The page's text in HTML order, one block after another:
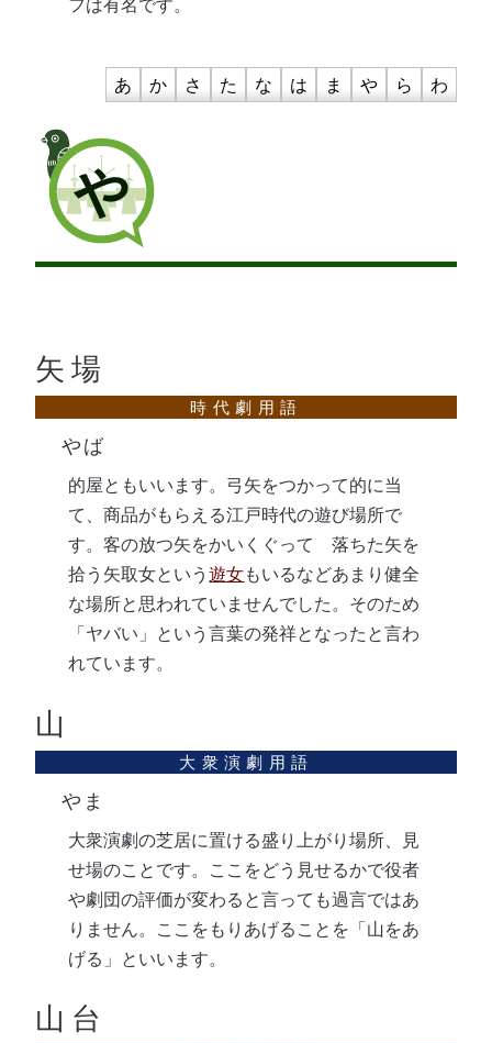
フは有名です。
あ か さ た な は ま や ら わ
や
矢場
やば
的屋ともいいます。弓矢をつかって的に当
て、商品がもらえる江戸時代の遊び場所で
す。客の放つ矢をかいくぐって 落ちた矢を
拾う矢取女という遊女もいるなどあまり健全
な場所と思われていませんでした。そのため
「ヤバい」という言葉の発祥となったと言わ
れています。
山
やま
大衆演劇の芝居に置ける盛り上がり場所、見
せ場のことです。ここをどう見せるかで役者
や劇団の評価が変わると言っても過言ではあ
りません。ここをもりあげることを「山をあ
げる」といいます。
山台